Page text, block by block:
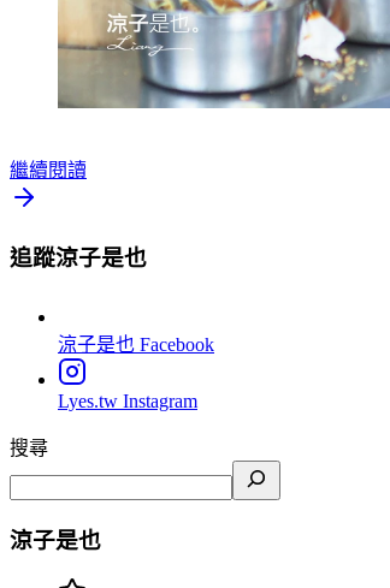
繼續閱讀
追蹤涼子是也
涼子是也 Facebook
Lyes.tw Instagram
搜尋
涼子是也